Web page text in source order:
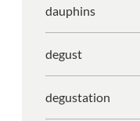
dauphins
degust
degustation